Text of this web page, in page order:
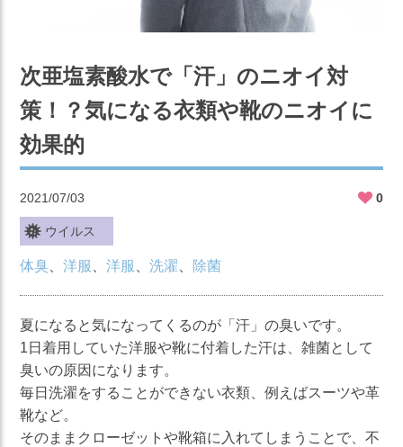
次亜塩素酸水で「汗」のニオイ対
策！？気になる衣類や靴のニオイに
効果的
2021/07/03
ウイルス
0
体臭 、洋服 、洋服 、洗濯 除菌
夏になると気になってくるのが「汗」の臭いです。
1日着用していた洋服や靴に付着した汗は、雑菌として
臭いの原因になります。
毎日洗濯をすることができない衣類、例えばスーツや革
靴など。
そのままクローゼットや靴箱に入れてしまうことで、不